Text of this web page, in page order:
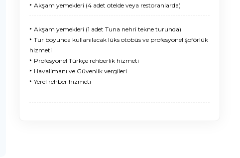
‣ Akşam yemekleri (4 adet otelde veya restoranlarda)
‣ Akşam yemekleri (1 adet Tuna nehri tekne turunda)
‣ Tur boyunca kullanılacak lüks otobüs ve profesyonel şoförlük
hizmeti
‣ Profesyonel Türkçe rehberlik hizmeti
‣ Havalimanı ve Güvenlik vergileri
‣ Yerel rehber hizmeti